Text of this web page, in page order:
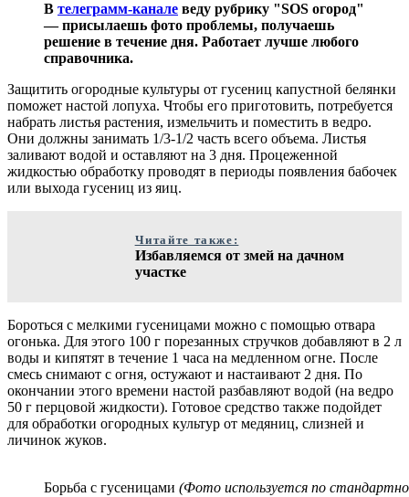
В телеграмм-канале веду рубрику "SOS огород"
— присылаешь фото проблемы, получаешь
решение в течение дня. Работает лучше любого
справочника.
Защитить огородные культуры от гусениц капустной белянки
поможет настой лопуха. Чтобы его приготовить, потребуется
набрать листья растения, измельчить и поместить в ведро.
Они должны занимать 1/3-1/2 часть всего объема. Листья
заливают водой и оставляют на 3 дня. Процеженной
жидкостью обработку проводят в периоды появления бабочек
или выхода гусениц из яиц.
Читайте также:
Избавляемся от змей на дачном
участке
Бороться с мелкими гусеницами можно с помощью отвара
огонька. Для этого 100 г порезанных стручков добавляют в 2 л
воды и кипятят в течение 1 часа на медленном огне. После
смесь снимают с огня, остужают и настаивают 2 дня. По
окончании этого времени настой разбавляют водой (на ведро
50 г перцовой жидкости). Готовое средство также подойдет
для обработки огородных культур от медяниц, слизней и
личинок жуков.
Борьба с гусеницами (Фото используется по